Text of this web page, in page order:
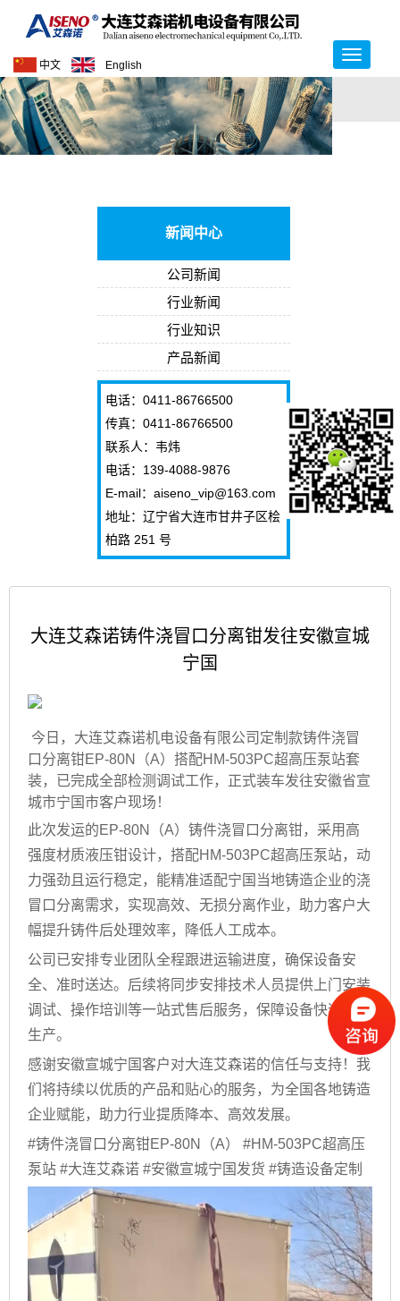
中文 English
新闻中心
公司新闻
行业新闻
行业知识
产品新闻
电话：0411-86766500
传真：0411-86766500
联系人：韦炜
电话：139-4088-9876
E-mail：aiseno_vip@163.com
地址：辽宁省大连市甘井子区桧
柏路 251 号
大连艾森诺铸件浇冒口分离钳发往安徽宣城
宁国
今日，大连艾森诺机电设备有限公司定制款铸件浇冒
口分离钳EP-80N（A）搭配HM-503PC超高压泵站套
装，已完成全部检测调试工作，正式装车发往安徽省宣
城市宁国市客户现场！
此次发运的EP-80N（A）铸件浇冒口分离钳，采用高
强度材质液压钳设计，搭配HM-503PC超高压泵站，动
力强劲且运行稳定，能精准适配宁国当地铸造企业的浇
冒口分离需求，实现高效、无损分离作业，助力客户大
幅提升铸件后处理效率，降低人工成本。
公司已安排专业团队全程跟进运输进度，确保设备安
全、准时送达。后续将同步安排技术人员提供上门安装
调试、操作培训等一站式售后服务，保障设备快速投入
生产。
感谢安徽宣城宁国客户对大连艾森诺的信任与支持！我
们将持续以优质的产品和贴心的服务，为全国各地铸造
企业赋能，助力行业提质降本、高效发展。
#铸件浇冒口分离钳EP-80N（A） #HM-503PC超高压
泵站 #大连艾森诺 #安徽宣城宁国发货 #铸造设备定制